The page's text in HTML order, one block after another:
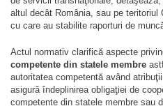
altul decât România, sau pe teritoriul
cu care au stabilite raporturi de
Actul normativ clarifică aspecte
competente din statele membre
autoritatea competentă având
asigură îndeplinirea obligaţiei de
competente din statele membre sau